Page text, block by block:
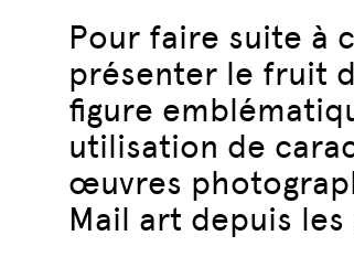
Pour faire suite à
présenter le fruit
figure
utilisation de
œuvres
Mail art depuis les